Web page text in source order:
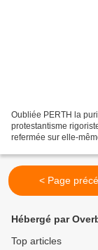
Oubliée PERTH la
protestantisme
refermée sur elle-
< Page
Hébergé par
Top articles